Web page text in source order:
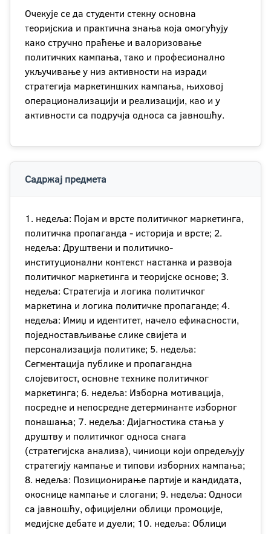
Очекује се да студенти стекну основна
теоријскиа и практична знања која омогућују
како стручно праћење и валоризовање
политичких кампања, тако и професионално
укључивање у низ активности на изради
стратегија маркетиншких кампања, њиховој
операционализацији и реализацији, као и у
активности са подручја односа са јавношћу.
Садржај предмета
1. недеља: Појам и врсте политичког маркетинга,
политичка пропаганда - историја и врсте; 2.
недеља: Друштвени и политичко-
институционални контекст настанка и развоја
политичког маркетинга и теоријске основе; 3.
недеља: Стратегија и логика политичког
маркетина и логика политичке пропаганде; 4.
недеља: Имиџ и идентитет, начело ефикасности,
поједностављивање слике свијета и
персонализација политике; 5. недеља:
Сегментација публике и пропагандна
слојевитост, основне технике политичког
маркетинга; 6. недеља: Изборна мотивација,
посредне и непосредне детерминанте изборног
понашања; 7. недеља: Дијагностика стања у
друштву и политичког односа снага
(стратегијска анализа), чиниоци који опредељују
стратегију кампање и типови изборних кампања;
8. недеља: Позиционирање партије и кандидата,
окоснице кампање и слогани; 9. недеља: Односи
са јавношћу, официјелни облици промоције,
медијске дебате и дуели; 10. недеља: Облици